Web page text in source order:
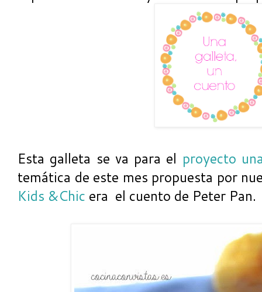
Esta galleta se va para el proyecto
temática de este mes propuesta por
Kids &Chic era el cuento de Peter Pan.